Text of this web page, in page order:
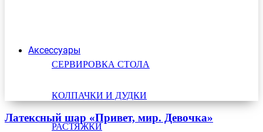
Аксессуары
СЕРВИРОВКА СТОЛА
КОЛПАЧКИ И ДУДКИ
РАСТЯЖКИ
Латексный шар «Привет, мир. Девочка»